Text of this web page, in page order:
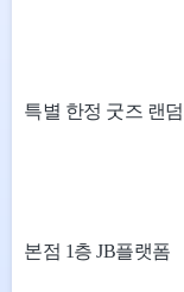
▶ 참
특별 한정 굿즈 랜
▶ 체
본점 1층 JB플랫폼